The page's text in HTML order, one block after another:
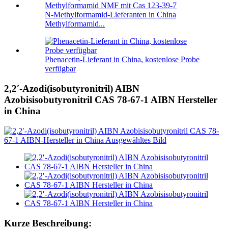
N-Methylformamid-Lieferanten in China
Methylformamid...
Phenacetin-Lieferant in China, kostenlose Probe
verfügbar
2,2′-Azodi(isobutyronitril) AIBN
Azobisisobutyronitril CAS 78-67-1 AIBN Hersteller
in China
Kurze Beschreibung: